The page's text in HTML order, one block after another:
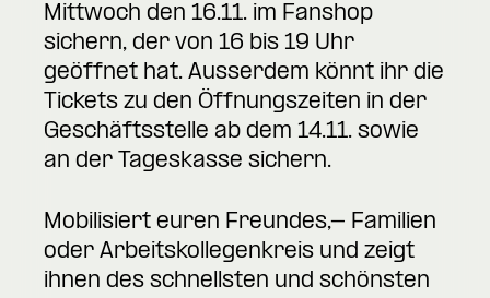
Mittwoch den 16.11. im Fanshop
sichern, der von 16 bis 19 Uhr
geöffnet hat. Ausserdem könnt ihr die
Tickets zu den Öffnungszeiten in der
Geschäftsstelle ab dem 14.11. sowie
an der Tageskasse sichern.
Mobilisiert euren Freundes,- Familien
oder Arbeitskollegenkreis und zeigt
ihnen des schnellsten und schönsten